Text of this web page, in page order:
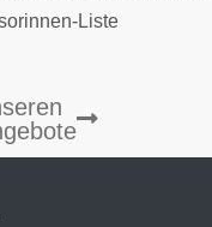
Liste